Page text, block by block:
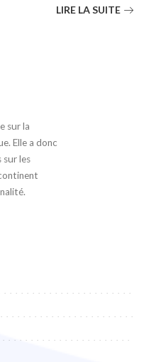
LIRE LA SUITE
sur la
Elle a donc
sur les